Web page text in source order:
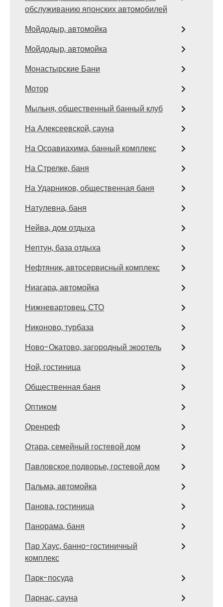
обслуживанию японских автомобилей
Мойдодыр, автомойка
Мойдодыр, автомойка
Монастырские Бани
Мотор
Мыльня, общественный банный клуб
На Алексеевской, сауна
На Осоавиахима, банный комплекс
На Стрелке, баня
На Ударников, общественная баня
Натулевна, баня
Нейва, дом отдыха
Нептун, база отдыха
Нефтяник, автосервисный комплекс
Ниагара, автомойка
Нижневартовец, СТО
Никоново, турбаза
Ново-Окатово, загородный экоотель
Ной, гостиница
Общественная баня
Оптиком
Оренреф
Отара, семейный гостевой дом
Павловское подворье, гостевой дом
Пальма, автомойка
Панова, гостиница
Панорама, баня
Пар Хаус, банно-гостиничный
комплекс
Парк-посуда
Парнас, сауна